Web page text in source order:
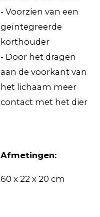
- Voorzien van een
geïntegreerde
korthouder
- Door het dragen
aan de voorkant van
het lichaam meer
contact met het dier
Afmetingen:
60 x 22 x 20 cm